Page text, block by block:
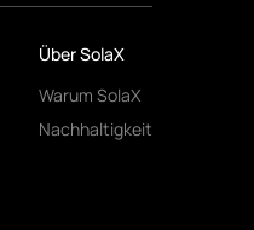
Über SolaX
Warum SolaX
Nachhaltigkeit